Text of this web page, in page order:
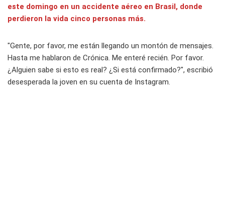
este domingo en un accidente aéreo en Brasil, donde
perdieron la vida cinco personas más.
"Gente, por favor, me están llegando un montón de mensajes.
Hasta me hablaron de Crónica. Me enteré recién. Por favor.
¿Alguien sabe si esto es real? ¿Si está confirmado?", escribió
desesperada la joven en su cuenta de Instagram.